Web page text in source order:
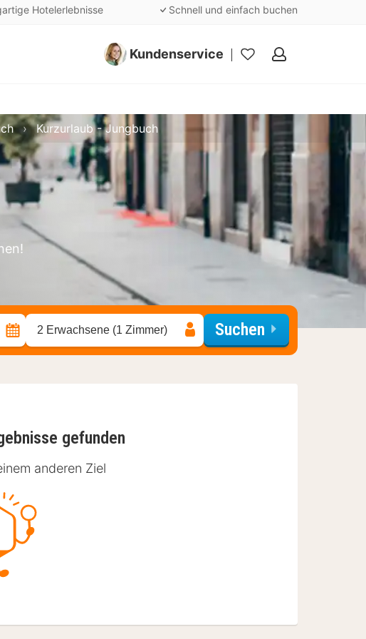
Hotelerlebnisse Schnell und einfach buchen
Kundenservice
Meine
Kurzurlaub - Jungbuch
2 Erwachsene (1 Zimmer) Suchen
gefunden
anderen Ziel